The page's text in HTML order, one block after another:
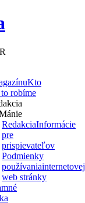
Kto
robíme
RedakciaInformácie
pre
prispievateľov
Podmienky
používaniainternetovej
web stránky